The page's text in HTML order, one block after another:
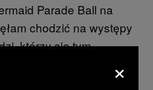
Parade Ball na
chodzić na występy
którzy się tym
Szkołę
zaczęłam
×